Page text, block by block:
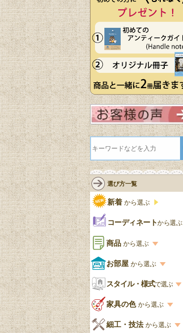
選び方一覧
新着 から選ぶ
コーディネートから選ぶ
商品 から選ぶ
商品一覧を見る
収納家具
書棚
デスクおしゃれ
お部屋 から選ぶ
お部屋から選ぶ一覧
リビング
キッチン・ダイニング
スタイル・様式で選ぶ
スタイル一覧
英国アンティーク
家具の色から選ぶ
家具の色一覧
細工・技法 から選ぶ